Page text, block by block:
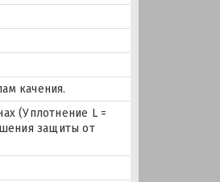
качения.
(Уплотнение L =
защиты от